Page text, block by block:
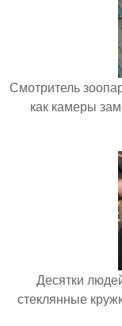
Смотритель
как камеры
Десятки
стеклянные